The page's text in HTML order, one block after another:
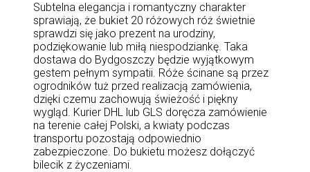
Subtelna elegancja i romantyczny charakter
sprawiają, że bukiet 20 różowych róż świetnie
sprawdzi się jako prezent na urodziny,
podziękowanie lub miłą niespodziankę. Taka
dostawa do Bydgoszczy będzie wyjątkowym
gestem pełnym sympatii. Róże ścinane są przez
ogrodników tuż przed realizacją zamówienia,
dzięki czemu zachowują świeżość i piękny
wygląd. Kurier DHL lub GLS doręcza zamówienie
na terenie całej Polski, a kwiaty podczas
transportu pozostają odpowiednio
zabezpieczone. Do bukietu możesz dołączyć
bilecik z życzeniami.